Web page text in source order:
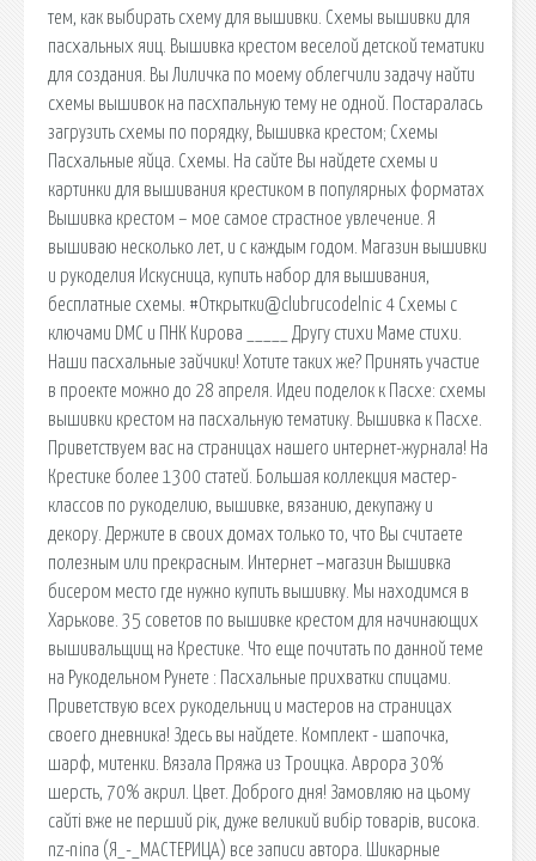
тем, как выбирать схему для вышивки. Схемы вышивки для
пасхальных яиц. Вышивка крестом веселой детской тематики
для создания. Вы Лиличка по моему облегчили задачу найти
схемы вышивок на пасхпальную тему не одной. Постаралась
загрузить схемы по порядку, Вышивка крестом; Схемы
Пасхальные яйца. Схемы. На сайте Вы найдете схемы и
картинки для вышивания крестиком в популярных форматах
Вышивка крестом – мое самое страстное увлечение. Я
вышиваю несколько лет, и с каждым годом. Магазин вышивки
и рукоделия Искусница, купить набор для вышивания,
бесплатные схемы. #Открытки@clubrucodelnic 4 Схемы с
ключами DMC и ПНК Кирова _____ Другу стихи Маме стихи.
Наши пасхальные зайчики! Хотите таких же? Принять участие
в проекте можно до 28 апреля. Идеи поделок к Пасхе: схемы
вышивки крестом на пасхальную тематику. Вышивка к Пасхе.
Приветствуем вас на страницах нашего интернет-журнала! На
Крестике более 1300 статей. Большая коллекция мастер-
классов по рукоделию, вышивке, вязанию, декупажу и
декору. Держите в своих домах только то, что Вы считаете
полезным или прекрасным. Интернет –магазин Вышивка
бисером место где нужно купить вышивку. Мы находимся в
Харькове. 35 советов по вышивке крестом для начинающих
вышивальщищ на Крестике. Что еще почитать по данной теме
на Рукодельном Рунете : Пасхальные прихватки спицами.
Приветствую всех рукодельниц и мастеров на страницах
своего дневника! Здесь вы найдете. Комплект - шапочка,
шарф, митенки. Вязала Пряжа из Троицка. Аврора 30%
шерсть, 70% акрил. Цвет. Доброго дня! Замовляю на цьому
сайтi вже не перший рiк, дуже великий вибiр товарiв, висока.
nz-nina (Я_-_МАСТЕРИЦА) все записи автора. Шикарные